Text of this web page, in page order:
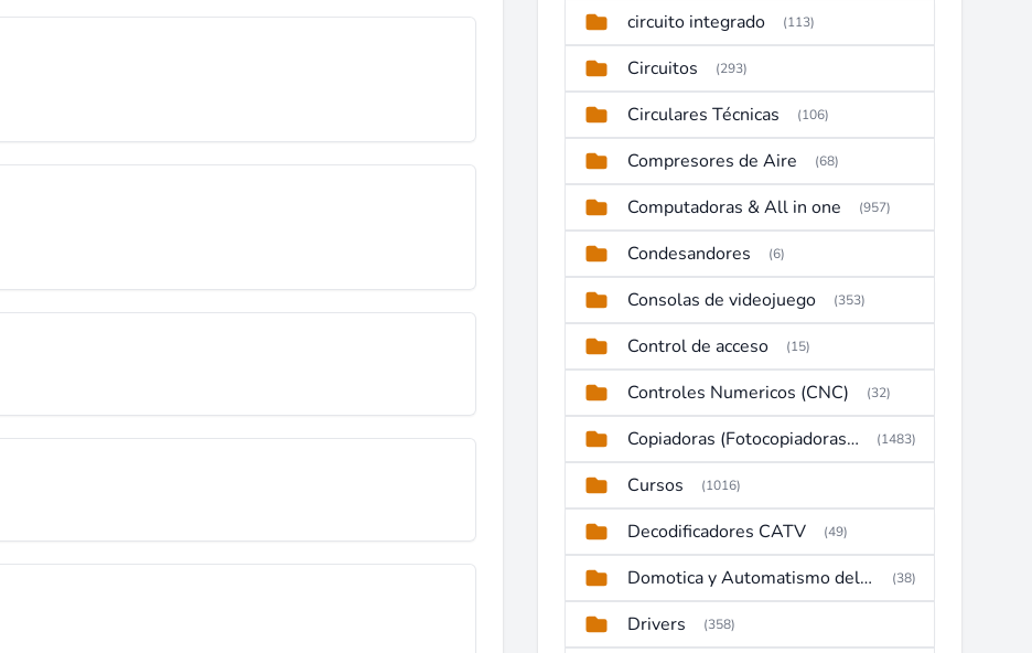
circuito integrado (113)
Circuitos (293)
Circulares Técnicas (106)
Compresores de Aire (68)
Computadoras & All in one (957)
Condesandores (6)
Consolas de videojuego (353)
Control de acceso (15)
Controles Numericos (CNC) (32)
Copiadoras (Fotocopiadoras, Multifunctions, Ploter, etc) (1483)
Cursos (1016)
Decodificadores CATV (49)
Domotica y Automatismo del hogar (38)
Drivers (358)